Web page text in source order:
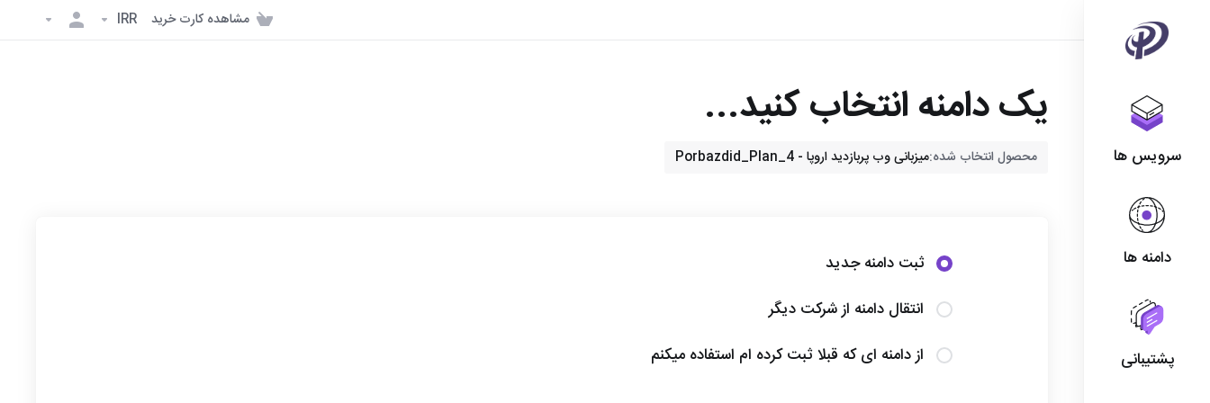
سرویس ها
دامنه ها
پشتیبانی
مشاهده کارت خرید IRR
یک دامنه انتخاب کنید...
محصول انتخاب شده:میزبانی وب پربازدید اروپا - Porbazdid_Plan_4
ثبت دامنه جدید
انتقال دامنه از شرکت دیگر
از دامنه ای که قبلا ثبت کرده ام استفاده میکنم